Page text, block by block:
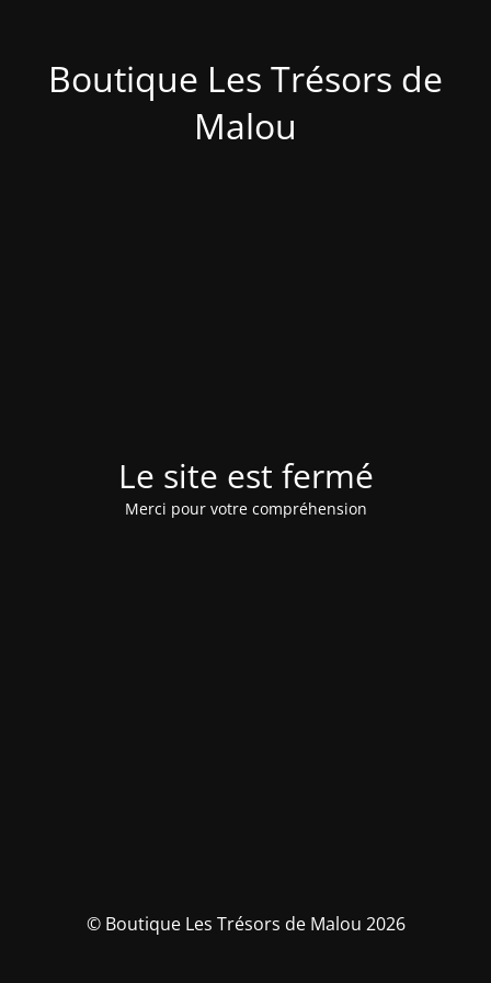
Boutique Les Trésors de
Malou
Le site est fermé
Merci pour votre compréhension
© Boutique Les Trésors de Malou 2026